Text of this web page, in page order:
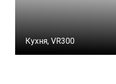
Кухня, VR300